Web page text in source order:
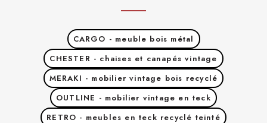
CARGO - meuble bois métal
CHESTER - chaises et canapés vintage
MERAKI - mobilier vintage bois recyclé
OUTLINE - mobilier vintage en teck
RETRO - meubles en teck recyclé teinté